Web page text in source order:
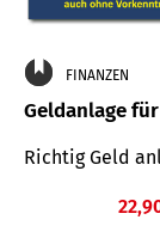
FINANZEN
Geldanlage
Richtig Geld